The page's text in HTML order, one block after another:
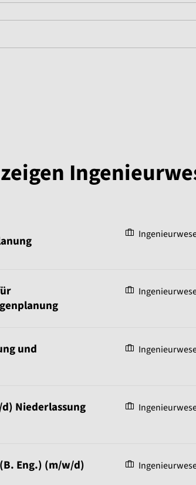
und
Niederlassung
Eng.) (m/w/d)